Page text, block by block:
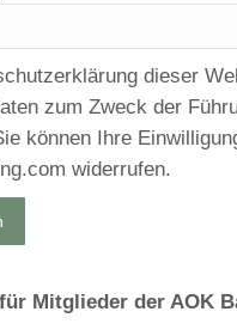
dieser
zum Zweck der
können Ihre
widerrufen.
Mitglieder der AOK